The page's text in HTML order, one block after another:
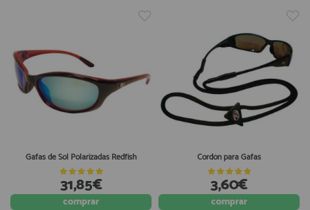
Gafas de Sol Polarizadas Redfish
31,85€
comprar
Cordón para Gafas
3,60€
comprar